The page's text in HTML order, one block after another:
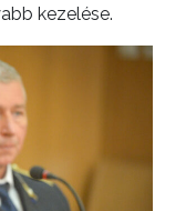
kezelése.